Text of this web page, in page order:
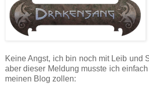
Keine Angst, ich bin noch mit Leib und
aber dieser Meldung musste ich
meinen Blog zollen: